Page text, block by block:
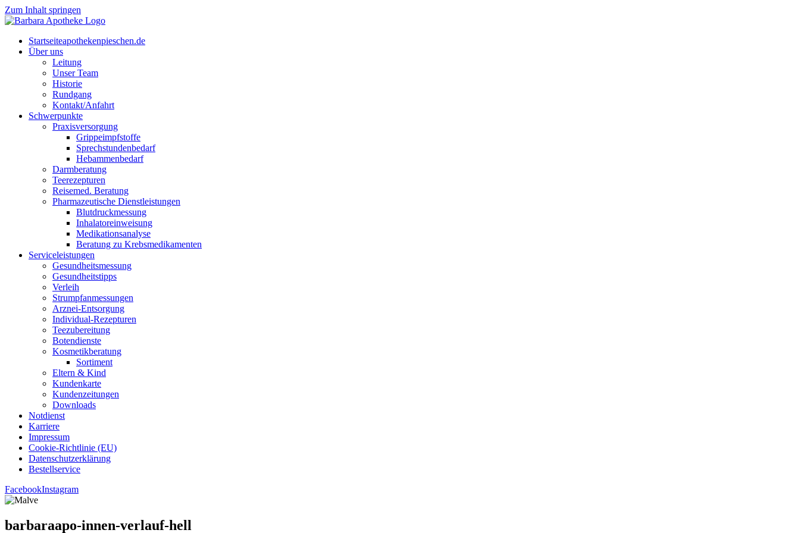
Zum Inhalt springen
Start­sei­teapothekenpieschen.de
Über uns
Lei­tung
Unser Team
His­to­rie
Rund­gang
Kontakt/Anfahrt
Schwer­punk­te
Pra­xis­ver­sor­gung
Grip­pe­impf­stof­fe
Sprech­stun­den­be­darf
Heb­am­men­be­darf
Darm­be­ra­tung
Tee­re­zep­tu­ren
Rei­se­med. Beratung
Phar­ma­zeu­ti­sche Dienstleistungen
Blut­druck­mes­sung
Inha­la­tor­ein­wei­sung
Medi­ka­ti­ons­ana­ly­se
Bera­tung zu Krebsmedikamenten
Ser­vice­leis­tun­gen
Gesund­heits­mes­sung
Gesund­heits­tipps
Ver­leih
Strumpfan­mes­sun­gen
Arz­n­ei-Ent­­sor­­gung
Indi­­vi­­du­al-Rezep­­tu­­ren
Tee­zu­be­rei­tung
Boten­diens­te
Kos­me­tik­be­ra­tung
Sor­ti­ment
Eltern & Kind
Kun­den­kar­te
Kun­den­zei­tun­gen
Down­loads
Not­dienst
Kar­rie­re
Impres­sum
Coo­kie-Rich­t­­li­­nie (EU)
Datenschutz­erklärung
Bestell­ser­vice
FacebookInstagram
bar­ba­raa­po-innen-ver­lauf-hell